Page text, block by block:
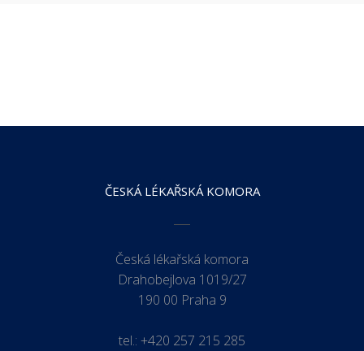
ČESKÁ LÉKAŘSKÁ KOMORA
Česká lékařská komora
Drahobejlova 1019/27
190 00 Praha 9
tel.: +420 257 215 285